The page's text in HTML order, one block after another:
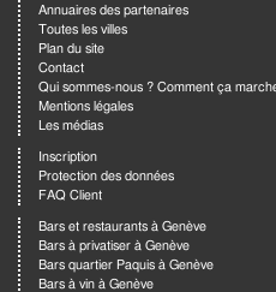
Annuaires des partenaires
Toutes les villes
Plan du site
Contact
Qui sommes-nous ? Comment ça
Mentions légales
Les médias
Inscription
Protection des données
FAQ Client
Bars et restaurants à Genève
Bars à privatiser à Genève
Bars quartier Paquis à Genève
Bars à vin à Genève